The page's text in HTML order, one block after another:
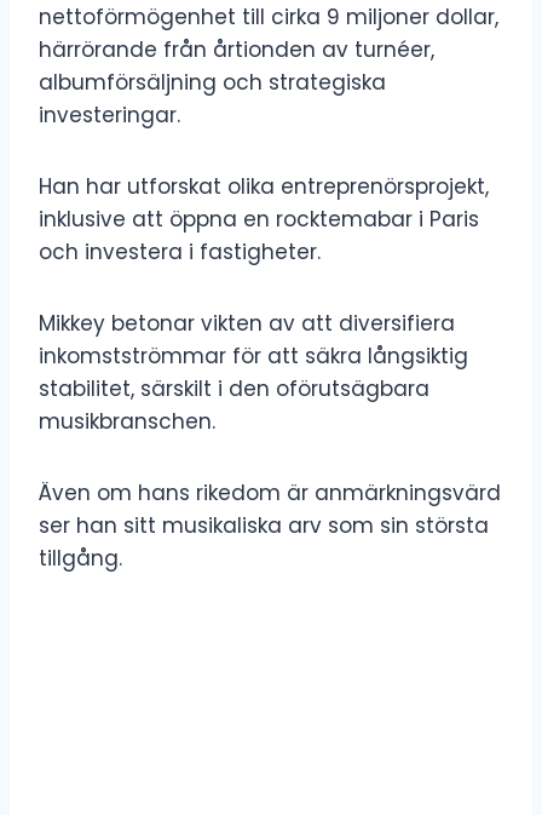
nettoförmögenhet till cirka 9 miljoner dollar,
härrörande från årtionden av turnéer,
albumförsäljning och strategiska
investeringar.
Han har utforskat olika entreprenörsprojekt,
inklusive att öppna en rocktemabar i Paris
och investera i fastigheter.
Mikkey betonar vikten av att diversifiera
inkomstströmmar för att säkra långsiktig
stabilitet, särskilt i den oförutsägbara
musikbranschen.
Även om hans rikedom är anmärkningsvärd
ser han sitt musikaliska arv som sin största
tillgång.